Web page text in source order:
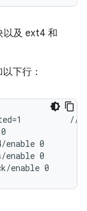
以及 ext4 和
下行：
//
0
0
enable 0